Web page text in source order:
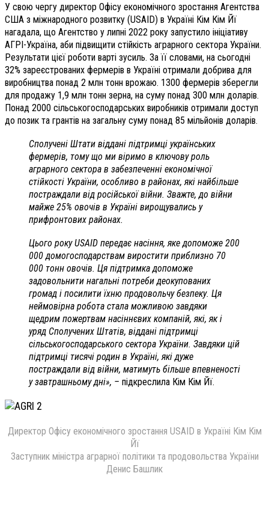
У свою чергу директор Офісу економічного зростання Агентства
США з міжнародного розвитку (USAID) в Україні Кім Кім Йї
нагадала, що Агентство у липні 2022 року запустило ініціативу
АГРІ-Україна, аби підвищити стійкість аграрного сектора України.
Результати цієї роботи варті зусиль. За її словами, на сьогодні
32% зареєстрованих фермерів в Україні отримали добрива для
виробництва понад 2 млн тонн врожаю. 1300 фермерів зберегли
для продажу 1,9 млн тонн зерна, на суму понад 300 млн доларів.
Понад 2000 сільськогосподарських виробників отримали доступ
до позик та грантів на загальну суму понад 85 мільйонів доларів.
Сполучені Штати віддані підтримці українських
фермерів, тому що ми віримо в ключову роль
аграрного сектора в забезпеченні економічної
стійкості України, особливо в районах, які найбільше
постраждали від російської війни. Зважте, до війни
майже 25% овочів в Україні вирощувались у
прифронтових районах.
Цього року USAID передає насіння, яке допоможе 200
000 домогосподарствам виростити приблизно 70
000 тонн овочів. Ця підтримка допоможе
задовольнити нагальні потреби деокупованих
громад і посилити їхню продовольчу безпеку. Ця
неймовірна робота стала можливою завдяки
щедрим пожертвам насіннєвих компаній, які, як і
уряд Сполучених Штатів, віддані підтримці
сільськогосподарського сектора України. Завдяки цій
підтримці тисячі родин в Україні, які дуже
постраждали від війни, матимуть більше впевненості
у завтрашньому дні», – підкреслила Кім Кім Йї.
Директор Офісу економічного зростання USAID в Україні Кім Кім
Йї
Заступник міністра аграрної політики та продовольства України
Денис Башлик